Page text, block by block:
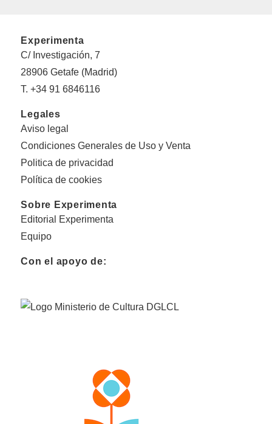
Experimenta
C/ Investigación, 7
28906 Getafe (Madrid)
T. +34 91 6846116
Legales
Aviso legal
Condiciones Generales de Uso y Venta
Politica de privacidad
Política de cookies
Sobre Experimenta
Editorial Experimenta
Equipo
Con el apoyo de: